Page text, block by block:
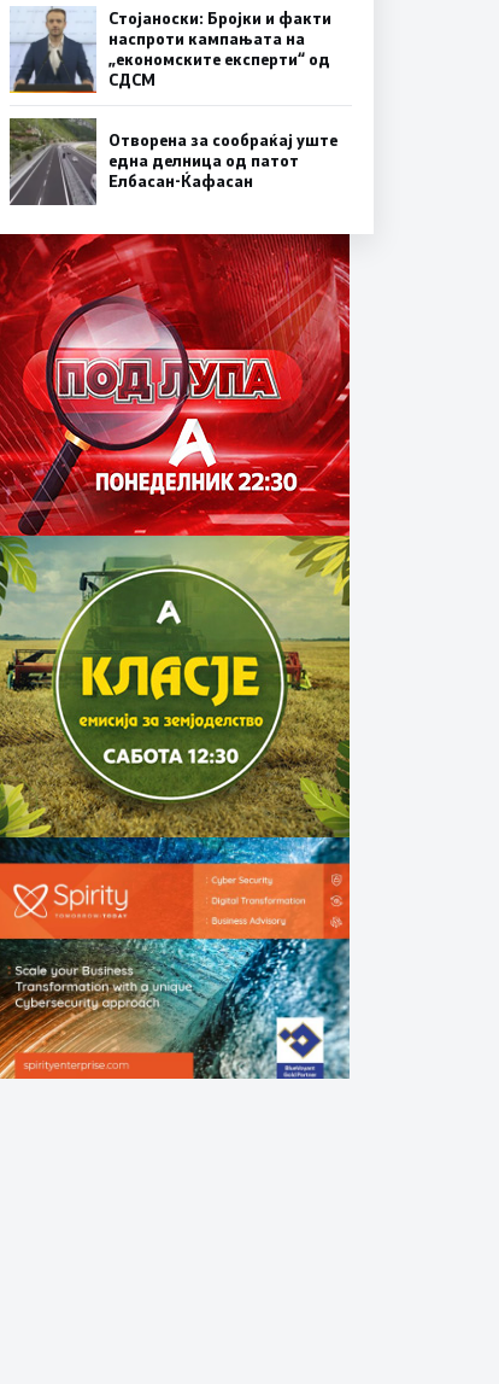
Стојаноски: Бројки и факти
наспроти кампањата на
„економските експерти“ од
СДСM
Отворена за сообраќај уште
една делница од патот
Елбасан-Ќафасан